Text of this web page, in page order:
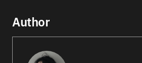
Author